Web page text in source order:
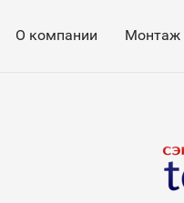
О компании Монтаж